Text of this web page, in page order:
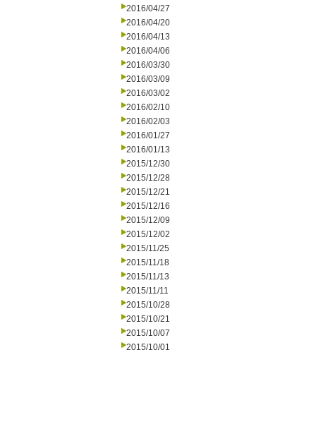
2016/04/27
2016/04/20
2016/04/13
2016/04/06
2016/03/30
2016/03/09
2016/03/02
2016/02/10
2016/02/03
2016/01/27
2016/01/13
2015/12/30
2015/12/28
2015/12/21
2015/12/16
2015/12/09
2015/12/02
2015/11/25
2015/11/18
2015/11/13
2015/11/11
2015/10/28
2015/10/21
2015/10/07
2015/10/01